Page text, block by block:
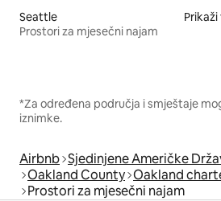
Seattle
Prostori za mjesečni najam
Prikaži
*Za određena područja i smještaje
iznimke.
Airbnb Sjedinjene Američke
Oakland County Oakland
Prostori za mjesečni najam